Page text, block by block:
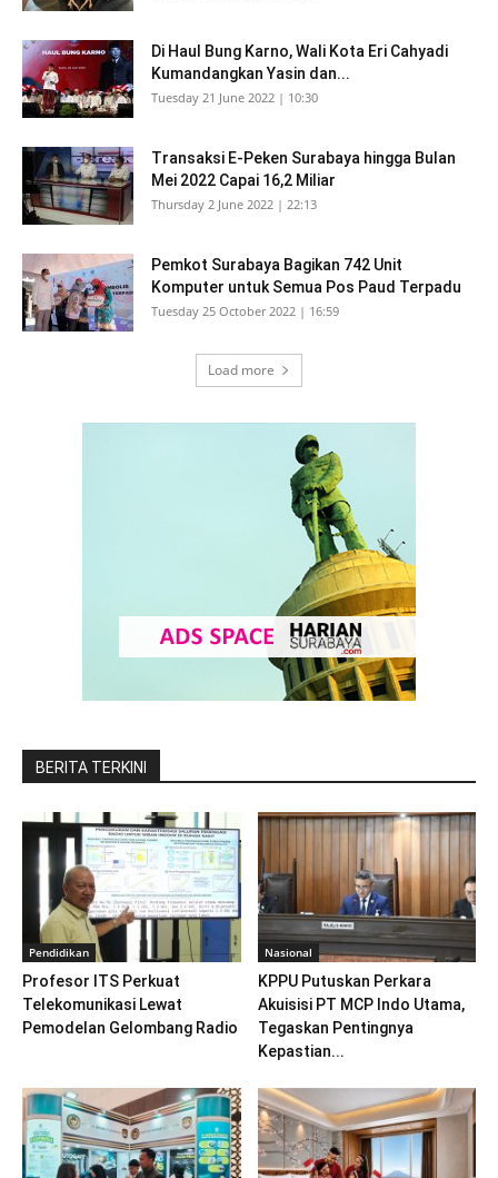
Di Haul Bung Karno, Wali Kota Eri Cahyadi
Kumandangkan Yasin dan...
Tuesday 21 June 2022 | 10:30
Transaksi E-Peken Surabaya hingga Bulan
Mei 2022 Capai 16,2 Miliar
Thursday 2 June 2022 | 22:13
Pemkot Surabaya Bagikan 742 Unit
Komputer untuk Semua Pos Paud Terpadu
Tuesday 25 October 2022 | 16:59
Load more
BERITA TERKINI
Pendidikan
Profesor ITS Perkuat
Telekomunikasi Lewat
Pemodelan Gelombang Radio
Nasional
KPPU Putuskan Perkara
Akuisisi PT MCP Indo Utama,
Tegaskan Pentingnya
Kepastian...